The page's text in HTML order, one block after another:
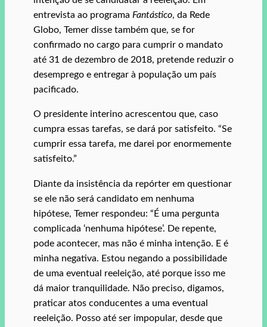
entrevista ao programa Fantástico, da Rede
Globo, Temer disse também que, se for
confirmado no cargo para cumprir o mandato
até 31 de dezembro de 2018, pretende reduzir o
desemprego e entregar à população um país
pacificado.
O presidente interino acrescentou que, caso
cumpra essas tarefas, se dará por satisfeito. “Se
cumprir essa tarefa, me darei por enormemente
satisfeito.”
Diante da insistência da repórter em questionar
se ele não será candidato em nenhuma
hipótese, Temer respondeu: “É uma pergunta
complicada ‘nenhuma hipótese’. De repente,
pode acontecer, mas não é minha intenção. E é
minha negativa. Estou negando a possibilidade
de uma eventual reeleição, até porque isso me
dá maior tranquilidade. Não preciso, digamos,
praticar atos conducentes a uma eventual
reeleição. Posso até ser impopular, desde que